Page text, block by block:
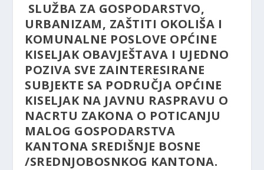
SLUŽBA ZA GOSPODARSTVO,
URBANIZAM, ZAŠTITI OKOLIŠA I
KOMUNALNE POSLOVE OPĆINE
KISELJAK OBAVJEŠTAVA I UJEDNO
POZIVA SVE ZAINTERESIRANE
SUBJEKTE SA PODRUČJA OPĆINE
KISELJAK NA JAVNU RASPRAVU O
NACRTU ZAKONA O POTICANJU
MALOG GOSPODARSTVA
KANTONA SREDIŠNJE BOSNE
/SREDNJOBOSNKOG KANTONA.